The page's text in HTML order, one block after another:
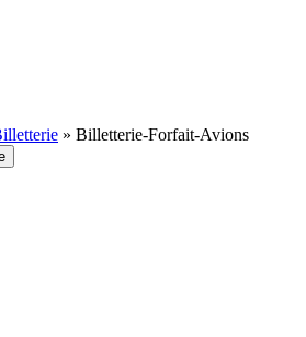
» Billetterie-Forfait-Avions